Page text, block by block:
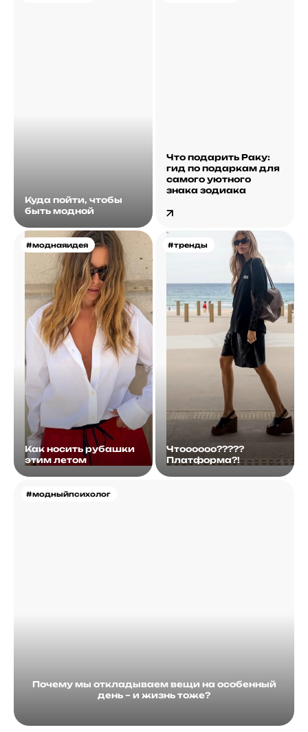
Куда пойти, чтобы
быть модной
Что подарить Раку:
гид по подаркам для
самого уютного
знака зодиака
#моднаяидея
Как носить рубашки
этим летом
#тренды
Чтоооооо?????
Платформа?!
#модныйпсихолог
Почему мы откладываем вещи на особенный
день – и жизнь тоже?